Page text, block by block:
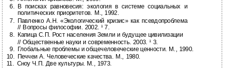
6. В поисках равновесия: экология в системе социальных и
политических приоритетов. М., 1992.
7.
Павленко А.Н. «Экологический кризис» как псевдопроблема
// Вопросы философии. 2002. ¹ 7.
8. Капица С.П. Рост населения Земли и будущее цивилизации
// Общественные науки и современность. 2003. ¹ 3.
9. Глобальные проблемы и общечеловеческие ценности. М., 1990.
10.
Печчеи А. Человеческие качества. М., 1980.
11. Сноу Ч.П. Две культуры. М., 1973.